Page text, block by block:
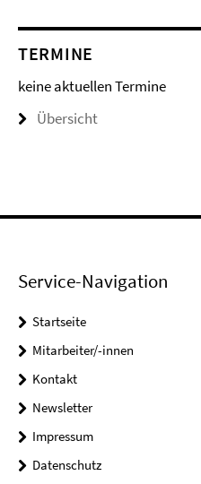
TERMINE
keine aktuellen Termine
Übersicht
Service-Navigation
Startseite
Mitarbeiter/-innen
Kontakt
Newsletter
Impressum
Datenschutz